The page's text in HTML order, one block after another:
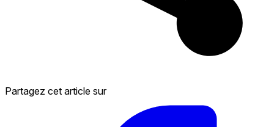
Partagez cet article sur